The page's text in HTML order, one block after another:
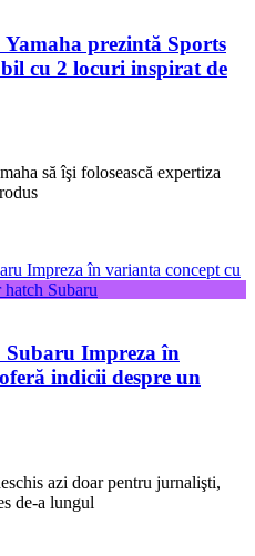
prezintă Sports
cu 2 locuri inspirat de
să îşi folosească expertiza
Impreza în
indicii despre un
azi doar pentru jurnalişti,
de-a lungul